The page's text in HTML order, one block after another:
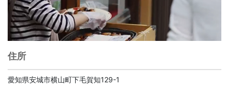
住所
愛知県安城市横山町下毛賀知129-1